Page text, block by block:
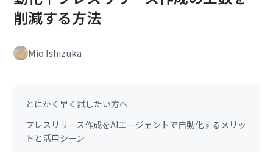
削減する方法
Mio Ishizuka
とにかく早く試したい方へ
プレスリリース作成をAIエージェントで自動化するメリッ
トと活用シーン